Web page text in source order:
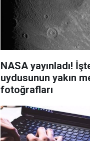
NASA yayınladı!
uydusunun yakın
fotoğrafları